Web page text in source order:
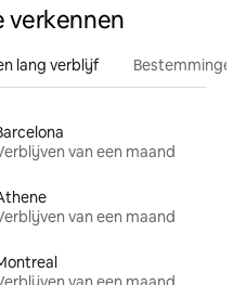
verkennen
lang verblijf
van een maand
van een maand